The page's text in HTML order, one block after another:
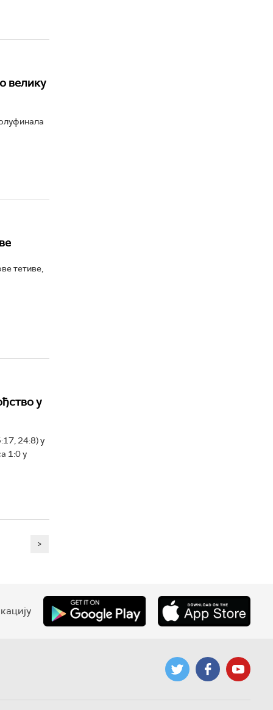
велику
тетиве,
у
24:8) у
1:0 у
>